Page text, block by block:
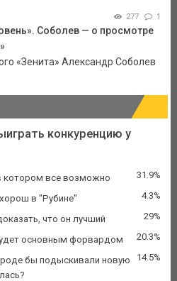
277 1
Соболев — о просмотре
«Зенита» Александр Соболев
конкуренцию у
котором все возможно 31.9%
в "Рубине" 4.3%
что он лучший 29%
основным форвардом 20.3%
бы подыскивали новую
14.5%